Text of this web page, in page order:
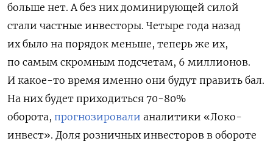
больше нет. А без них доминирующей силой
стали частные инвесторы. Четыре года назад
их было на порядок меньше, теперь же их,
по самым скромным подсчетам, 6 миллионов.
И какое-то время именно они будут править бал.
На них будет приходиться 70-80%
оборота, прогнозировали аналитики «Локо-
инвест». Доля розничных инвесторов в обороте